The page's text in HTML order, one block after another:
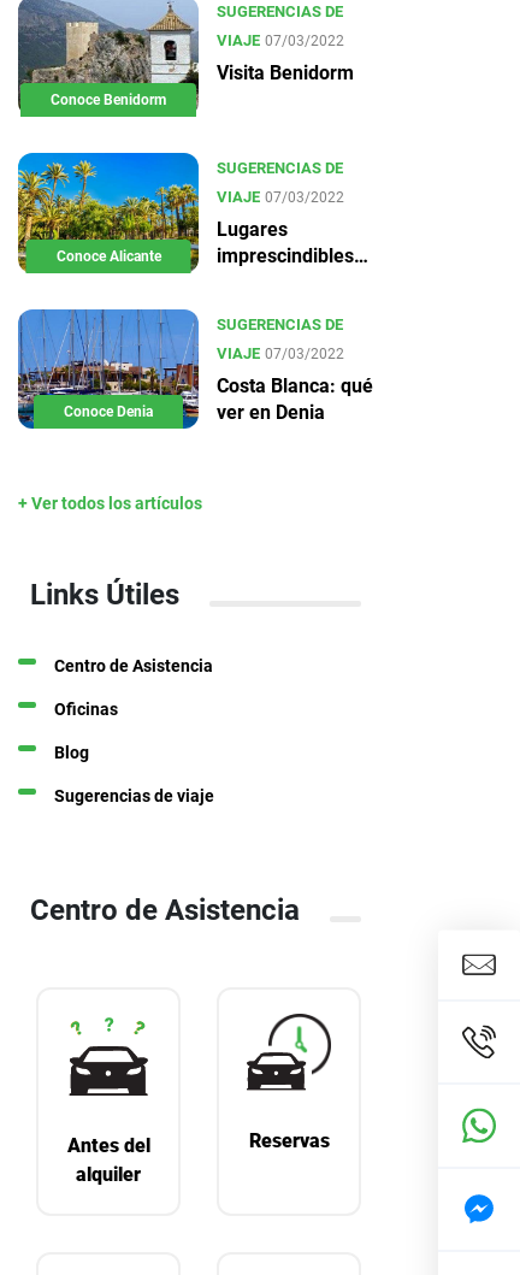
Conoce Benidorm
SUGERENCIAS DE
VIAJE 07/03/2022
Visita Benidorm
Conoce Alicante
SUGERENCIAS DE
VIAJE 07/03/2022
Lugares
imprescindibles
Conoce Denia
SUGERENCIAS DE
VIAJE 07/03/2022
Costa Blanca: qué
ver en Denia
+ Ver todos los artículos
Links Útiles
Centro de Asistencia
Oficinas
Blog
Sugerencias de viaje
Centro de Asistencia
Antes del
alquiler
Reservas